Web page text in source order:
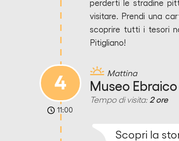
perderti le stradine
visitare. Prendi una
scoprire tutti i tesori
Pitigliano!
4
11:00
Mattina
Museo
Tempo di visita: 2 ore
Scopri la